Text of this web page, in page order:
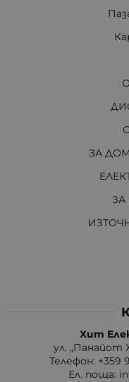
ЗА
ЗА
Хит
ул. „Панайот
Телефон: +359
Ел. поща: